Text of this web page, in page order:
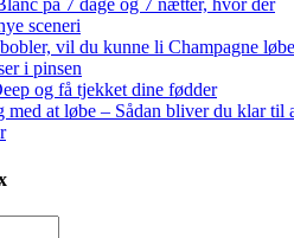
på 7 dage og 7 nætter, hvor der
sceneri
vil du kunne li Champagne
i pinsen
og få tjekket dine fødder
at løbe – Sådan bliver du klar til